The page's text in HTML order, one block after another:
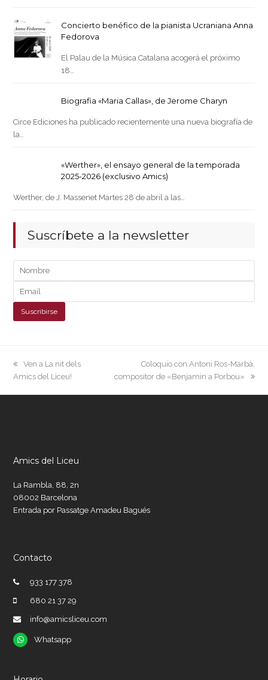
Concierto benéfico de la pianista Ucraniana Anna
Fedorova
El Palau de la Música Catalana acogerá el próximo
18…
Biografia «Maria Callas», de Jerome Charyn
Circe Ediciones ha publicado recientemente una nueva biografía de
la…
«Werther», el ensayo general de la temporada
2025-2026 (exclusivo Amics)
Werther, de J. Massenet Martes 28 de abril a las…
Suscríbete a la newsletter
previous
post:
Ven a La nit dels
Amics del Liceu!
next
post:
Coloquio con Antoni Ros-Marbà,
compositor de «Benjamin a Porbou»
Amics del Liceu
La Rambla, 88, 2n
08002 Barcelona
Entrada por Passatge Amadeu Bagués
Contacto
933 177 378
680 21 37 29
info@amicsliceu.com
Whatsapp
Whatsapp